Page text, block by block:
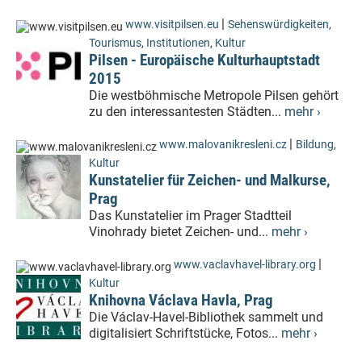
www.visitpilsen.eu | Sehenswürdigkeiten,
Tourismus, Institutionen, Kultur
Pilsen - Europäische Kulturhauptstadt
2015
Die westböhmische Metropole Pilsen gehört
zu den interessantesten Städten... mehr ›
www.malovanikresleni.cz | Bildung,
Kultur
Kunstatelier für Zeichen- und Malkurse,
Prag
Das Kunstatelier im Prager Stadtteil
Vinohrady bietet Zeichen- und... mehr ›
www.vaclavhavel-library.org |
Kultur
Knihovna Václava Havla, Prag
Die Václav-Havel-Bibliothek sammelt und
digitalisiert Schriftstücke, Fotos... mehr ›